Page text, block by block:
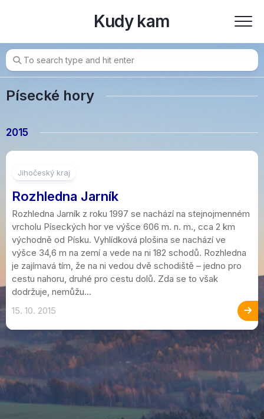
Kudy kam
Písecké hory
2015
Jihočeský kraj
Rozhledna Jarník
Rozhledna Jarník z roku 1997 se nachází na stejnojmenném
vrcholu Píseckých hor ve výšce 606 m. n. m., cca 2 km
východně od Písku. Vyhlídková plošina se nachází ve
výšce 34,6 m na zemí a vede na ni 182 schodů. Rozhledna
je zajímavá tím, že na ni vedou dvě schodiště – jedno pro
cestu nahoru, druhé pro cestu dolů. Zda se to však
dodržuje, nemůžu...
15. 10. 2015